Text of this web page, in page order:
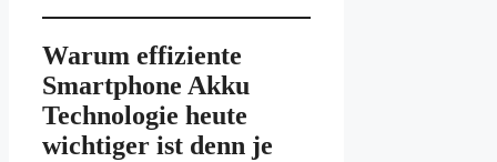
Warum effiziente
Smartphone Akku
Technologie heute
wichtiger ist denn je